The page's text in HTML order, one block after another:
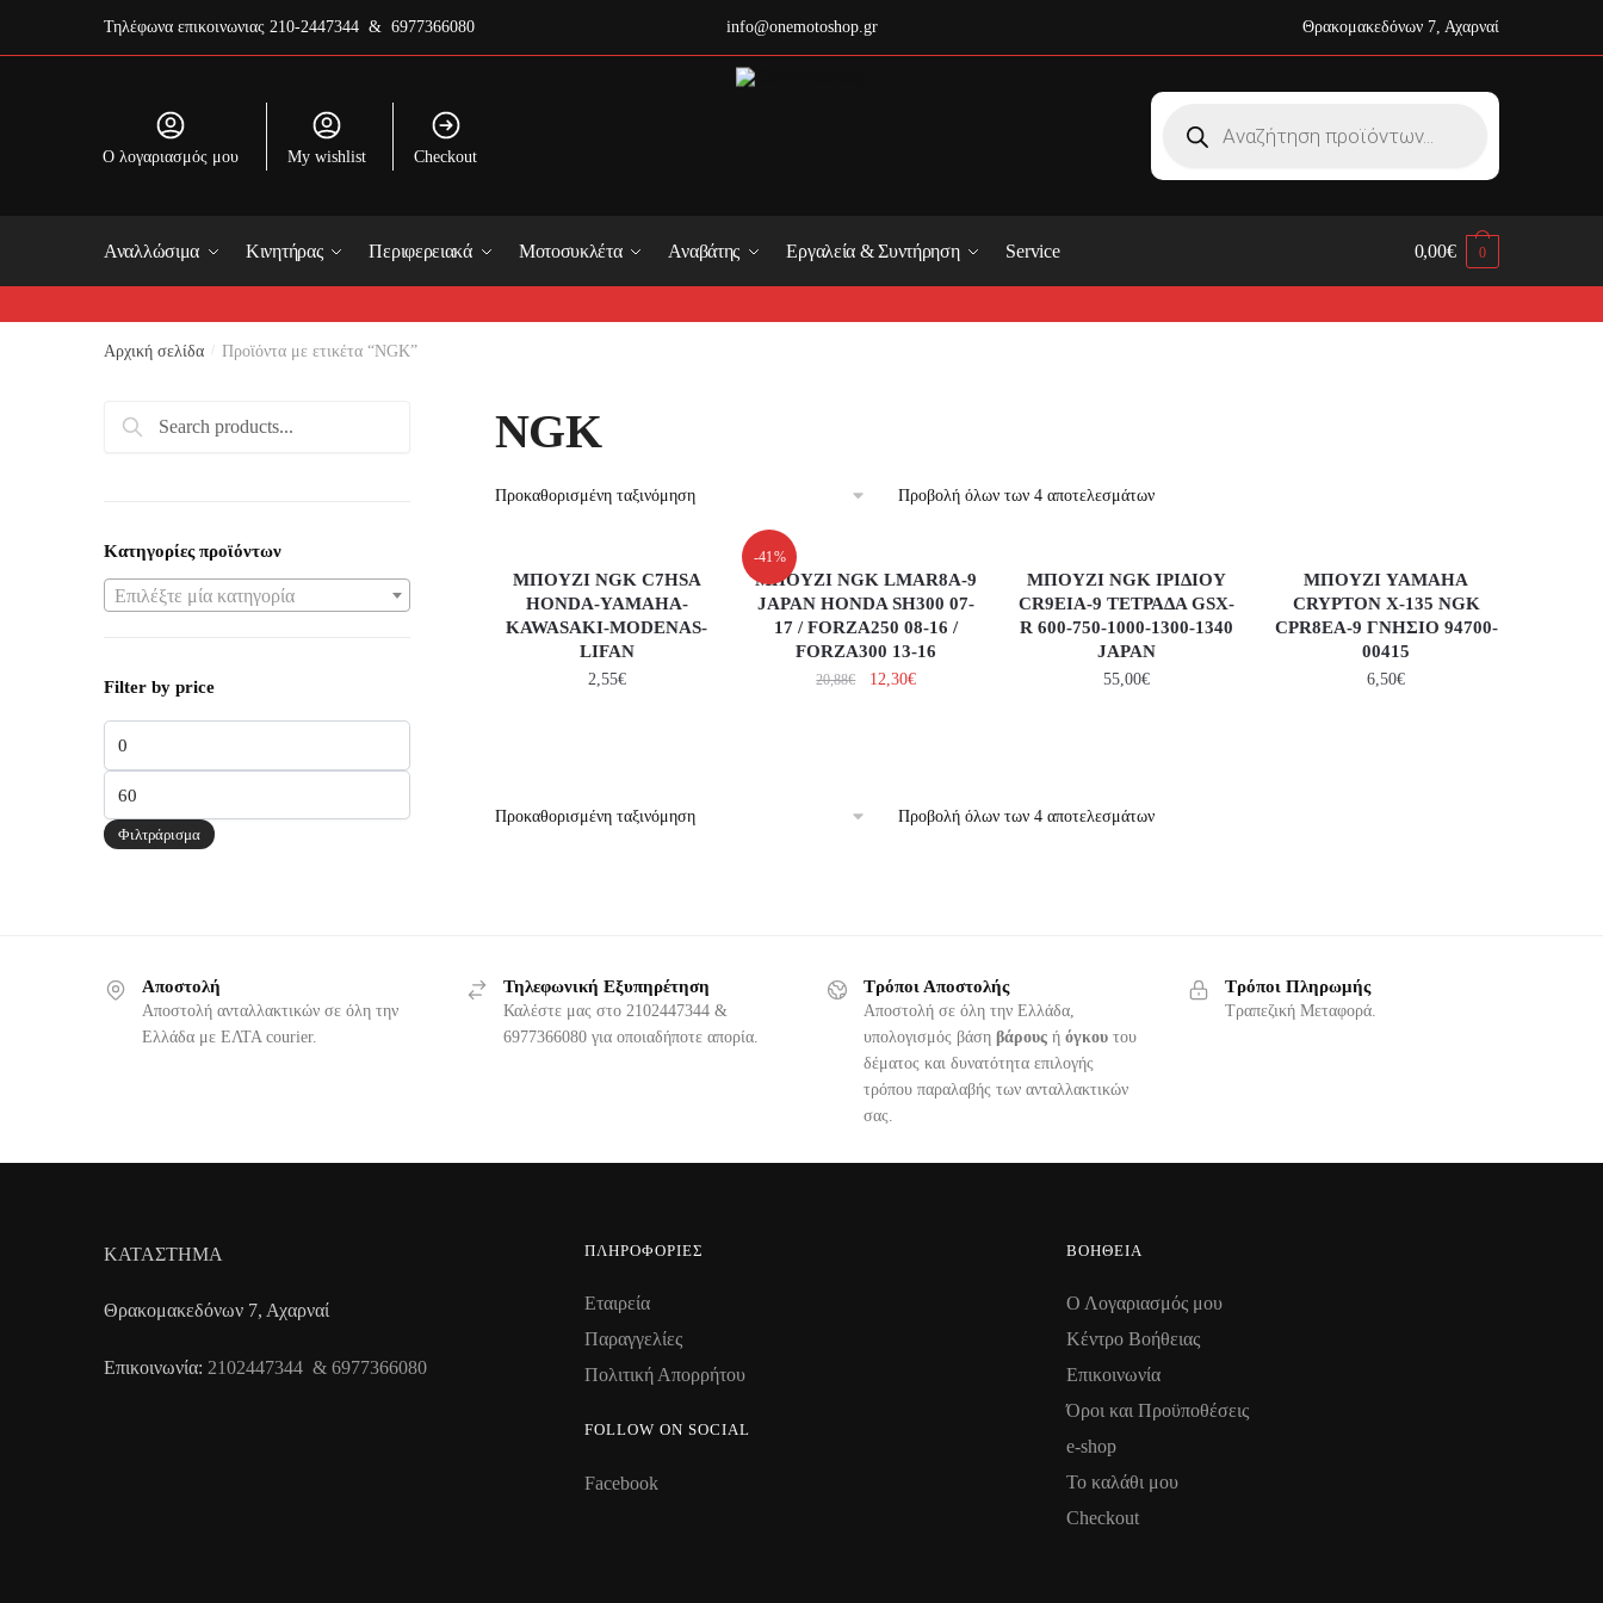
Τηλέφωνα επικοινωνιας 210-2447344 & 6977366080 info@onemotoshop.gr Θρακομακεδόνων 7, Αχαρναί
search
O λογαριασμός μου My wishlist Checkout
Αναλλώσιμα Κινητήρας Περιφερειακά Μοτοσυκλέτα Αναβάτης Εργαλεία & Συντήρηση Service 0,00€ 0
Αρχική σελίδα Προϊόντα με ετικέτα “NGK”
NGK
Προβολή όλων των 4 αποτελεσμάτων
ΜΠΟΥΖΙ NGK C7HSA
HONDA-YAMAHA-
KAWASAKI-MODENAS-
LIFAN
2,55€
-41%
ΜΠΟΥΖΙ NGK LMAR8A-9
JAPAN HONDA SH300 07-
17 / FORZA250 08-16 /
FORZA300 13-16
20,88€ 12,30€
ΜΠΟΥΖΙ NGK ΙΡΙΔΙΟΥ
CR9EIA-9 ΤΕΤΡΑΔΑ GSX-
R 600-750-1000-1300-1340
JAPAN
55,00€
ΜΠΟΥΖΙ YAMAHA
CRYPTON X-135 NGK
CPR8EA-9 ΓΝΗΣΙΟ 94700-
00415
6,50€
Προβολή όλων των 4 αποτελεσμάτων
Αναζήτηση
Κατηγορίες προϊόντων
Επιλέξτε μία κατηγορία
Filter by price
Ελάχιστη
τιμή
τιμή
Φιλτράρισμα
Αποστολή
Αποστολή ανταλλακτικών σε όλη την
Ελλάδα με ΕΛΤΑ courier.
Τηλεφωνική Εξυπηρέτηση
Καλέστε μας στο 2102447344 &
6977366080 για οποιαδήποτε απορία.
Τρόποι Αποστολής
Αποστολή σε όλη την Ελλάδα,
υπολογισμός βάση βάρους ή όγκου του
δέματος και δυνατότητα επιλογής
τρόπου παραλαβής των ανταλλακτικών
σας.
Τρόποι Πληρωμής
Τραπεζική Μεταφορά.
ΚΑΤΑΣΤΗΜΑ
Θρακομακεδόνων 7, Αχαρναί
Επικοινωνία: 2102447344 & 6977366080
ΠΛΗΡΟΦΟΡΊΕΣ
Εταιρεία
Παραγγελίες
Πολιτική Απορρήτου
FOLLOW ON SOCIAL
Facebook
ΒΟΉΘΕΙΑ
Ο Λογαριασμός μου
Κέντρο Βοήθειας
Επικοινωνία
Όροι και Προϋποθέσεις
e-shop
Το καλάθι μου
Checkout